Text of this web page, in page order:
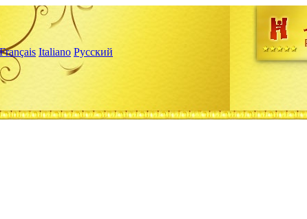
Français Italiano Русский